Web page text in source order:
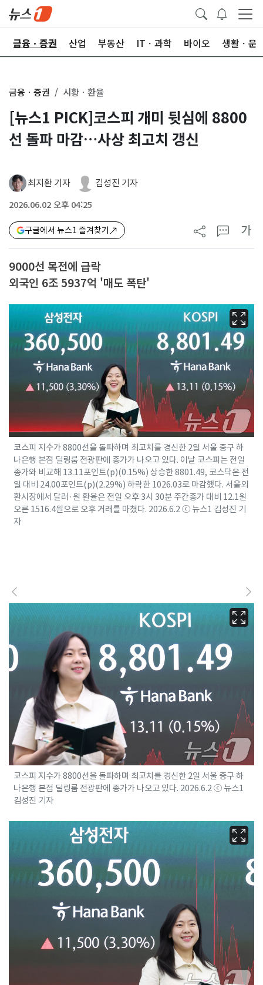
금융ㆍ증권 산업 부동산 ITㆍ과학 바이오 생활ㆍ문
금융ㆍ증권 시황ㆍ환율
[뉴스1 PICK]코스피 개미 뒷심에 8800
선 돌파 마감…사상 최고치 갱신
최지환 기자 김성진 기자
2026.06.02 오후 04:25
구글에서 뉴스1 즐겨찾기 가
9000선 목전에 급락
외국인 6조 5937억 '매도 폭탄'
코스피 지수가 8800선을 돌파하며 최고치를 경신한 2일 서울 중구 하
나은행 본점 딜링룸 전광판에 종가가 나오고 있다. 이날 코스피는 전일
종가와 비교해 13.11포인트(p)(0.15%) 상승한 8801.49, 코스닥은 전
일 대비 24.00포인트(p)(2.29%) 하락한 1026.03로 마감했다. 서울외
환시장에서 달러·원 환율은 전일 오후 3시 30분 주간종가 대비 12.1원
오른 1516.4원으로 오후 거래를 마쳤다. 2026.6.2 ⓒ 뉴스1 김성진 기
자
코스피 지수가 8800선을 돌파하며 최고치를 경신한 2일 서울 중구 하
나은행 본점 딜링룸 전광판에 종가가 나오고 있다. 2026.6.2 ⓒ 뉴스1
김성진 기자